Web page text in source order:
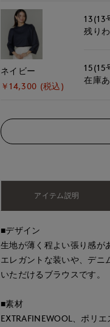
ネイビー
￥14,300 (税込)
13(13
残り
15(15
在庫
アイテム説明
■デザイン
生地が薄く程よい張り感が
エレガントな装いや、デニ
いただけるブラウスです。
■素材
EXTRAFINEWOOL、ポリ